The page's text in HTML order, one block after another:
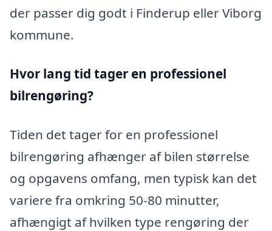
der passer dig godt i Finderup eller Viborg
kommune.
Hvor lang tid tager en professionel
bilrengøring?
Tiden det tager for en professionel
bilrengøring afhænger af bilen størrelse
og opgavens omfang, men typisk kan det
variere fra omkring 50-80 minutter,
afhængigt af hvilken type rengøring der